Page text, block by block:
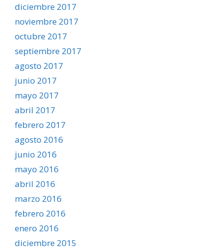
diciembre 2017
noviembre 2017
octubre 2017
septiembre 2017
agosto 2017
junio 2017
mayo 2017
abril 2017
febrero 2017
agosto 2016
junio 2016
mayo 2016
abril 2016
marzo 2016
febrero 2016
enero 2016
diciembre 2015